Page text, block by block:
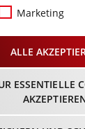
-
Marketing
ALLE
ESSENTIELLE